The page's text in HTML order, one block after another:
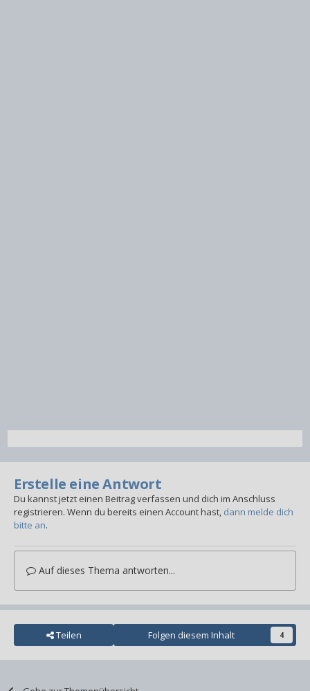
Erstelle eine Antwort
Du kannst jetzt einen Beitrag verfassen und dich im Anschluss
registrieren. Wenn du bereits einen Account hast, dann melde dich
bitte an.
Auf dieses Thema antworten...
Teilen Folgen diesem Inhalt 4